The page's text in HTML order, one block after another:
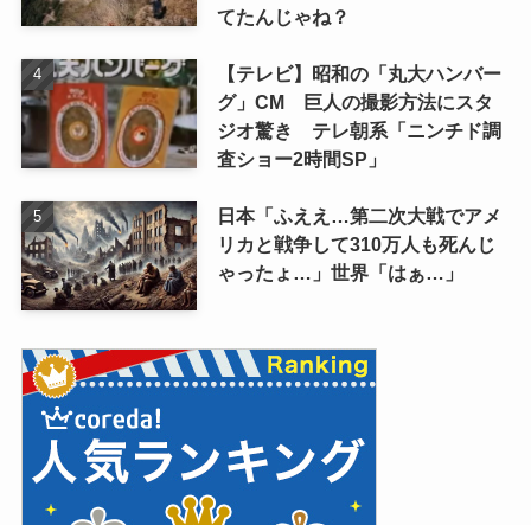
てたんじゃね？
【テレビ】昭和の「丸大ハンバー
グ」CM 巨人の撮影方法にスタ
ジオ驚き テレ朝系「ニンチド調
査ショー2時間SP」
日本「ふええ…第二次大戦でアメ
リカと戦争して310万人も死んじ
ゃったょ…」世界「はぁ…」